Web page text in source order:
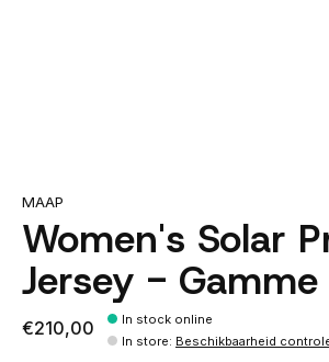
MAAP
Women's Solar
Jersey - Gamme
€210,00
In stock online
In store: Beschikbaarheid